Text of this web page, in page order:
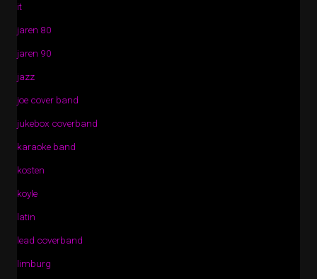
it
jaren 80
jaren 90
jazz
joe cover band
jukebox coverband
karaoke band
kosten
koyle
latin
lead coverband
limburg